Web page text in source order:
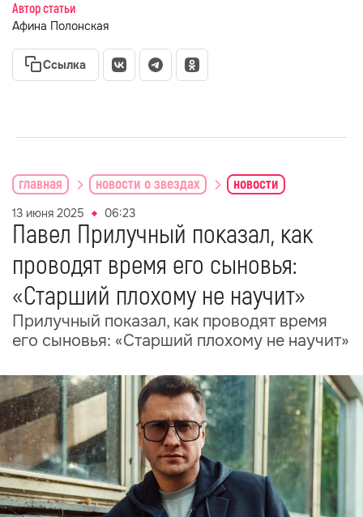
Автор статьи
Афина Полонская
Ссылка
главная новости о звездах новости
13 июня 2025 06:23
Павел Прилучный показал, как
проводят время его сыновья:
«Старший плохому не научит»
Прилучный показал, как проводят время
его сыновья: «Старший плохому не научит»